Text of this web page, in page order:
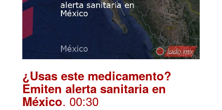
¿Usas este medicamento?
Emiten alerta sanitaria en
México. 00:30